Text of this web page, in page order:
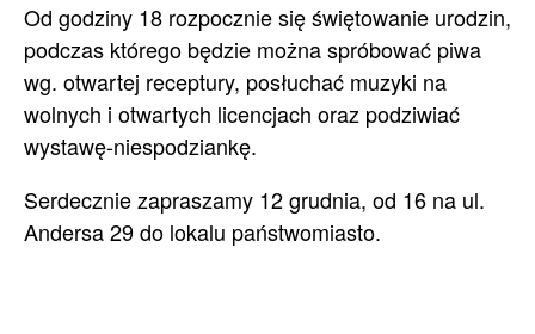
Od godziny 18 rozpocznie się świętowanie urodzin,
podczas którego będzie można spróbować piwa
wg. otwartej receptury, posłuchać muzyki na
wolnych i otwartych licencjach oraz podziwiać
wystawę-niespodziankę.
Serdecznie zapraszamy 12 grudnia, od 16 na ul.
Andersa 29 do lokalu państwomiasto.